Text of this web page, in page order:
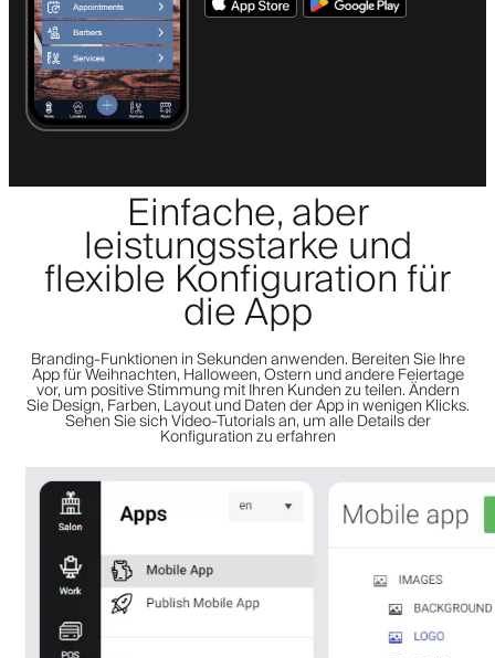
Einfache, aber
leistungsstarke und
flexible Konfiguration für
die App
Branding-Funktionen in Sekunden anwenden. Bereiten Sie Ihre
App für Weihnachten, Halloween, Ostern und andere Feiertage
vor, um positive Stimmung mit Ihren Kunden zu teilen. Ändern
Sie Design, Farben, Layout und Daten der App in wenigen Klicks.
Sehen Sie sich Video-Tutorials an, um alle Details der
Konfiguration zu erfahren